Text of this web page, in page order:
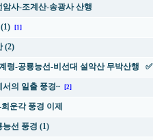
암사-조계산-송광사 산행
[1]
(2)
령-공룡능선-비선대 설악산 무박산행 ✅
서의 일출 풍경~ [2]
운각 풍경 이제
능선 풍경 (1)